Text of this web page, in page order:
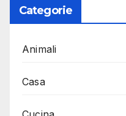
Categorie
Animali
Casa